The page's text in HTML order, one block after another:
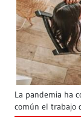
La pandemia ha
común el trabajo